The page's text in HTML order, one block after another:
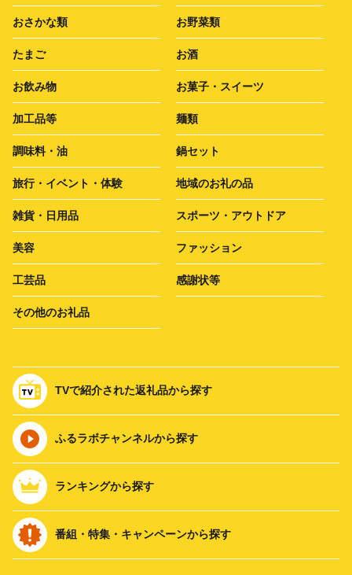
おさかな類 お野菜類
たまご お酒
お飲み物 お菓子・スイーツ
加工品等 麺類
調味料・油 鍋セット
旅行・イベント・体験 地域のお礼の品
雑貨・日用品 スポーツ・アウトドア
美容 ファッション
工芸品 感謝状等
その他のお礼品
TVで紹介された返礼品から探す
ふるラボチャンネルから探す
ランキングから探す
番組・特集・キャンペーンから探す